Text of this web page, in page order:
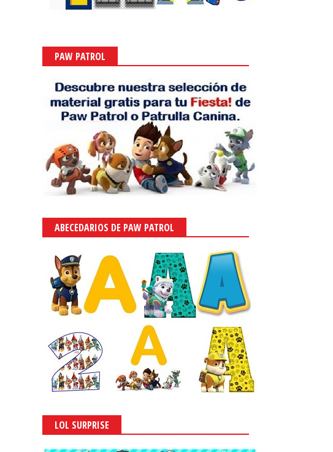
PAW PATROL
ABECEDARIOS DE PAW PATROL
LOL SURPRISE